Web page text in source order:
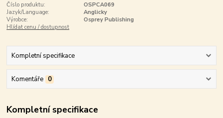
Číslo produktu:
OSPCA069
Jazyk/Language:
Anglicky
Výrobce:
Osprey Publishing
Hlídat cenu / dostupnost
Kompletní specifikace
Komentáře 0
Kompletní specifikace